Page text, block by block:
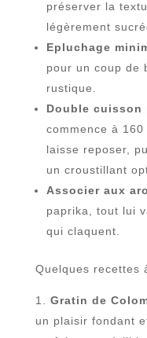
préserver la
légèrement
Epluchage
pour un coup de
rustique.
Double cuisson
commence à
laisse reposer,
un croustillant
Associer aux
paprika, tout lui
qui claquent.
Quelques recettes
Gratin de
un plaisir fondant